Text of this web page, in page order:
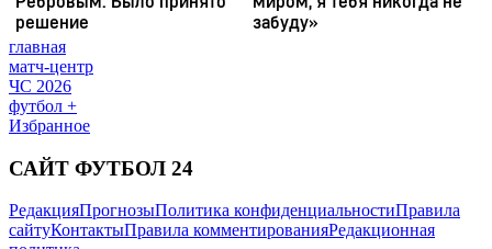
главная
матч-центр
ЧС 2026
футбол +
Избранное
САЙТ ФУТБОЛ 24
РедакцияПрогнозыПолитика конфиденциальностиПравила
сайтуКонтактыПравила комментированияРедакционная